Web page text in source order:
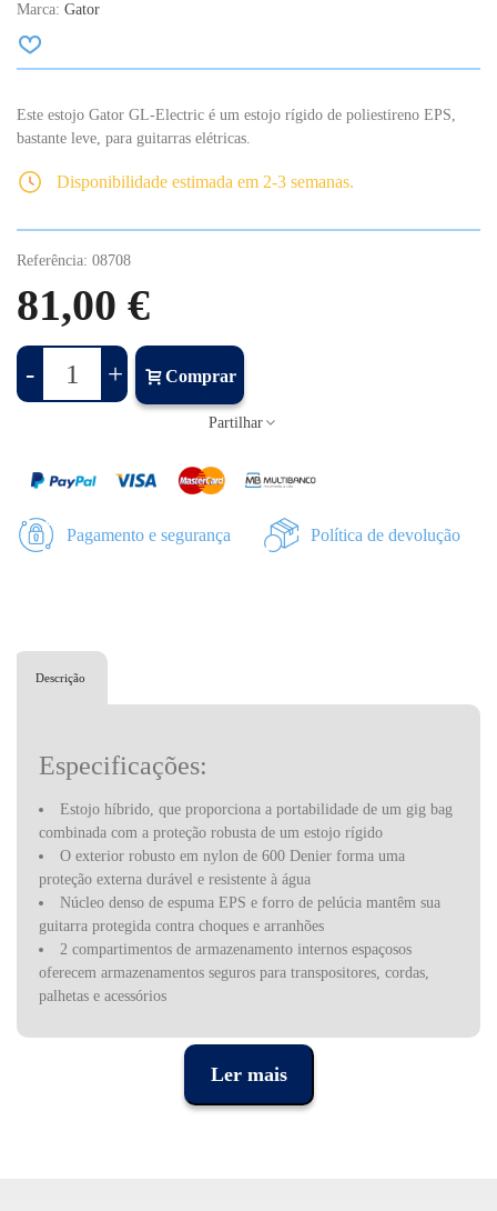
Marca: Gator
Este estojo Gator GL-Electric é um estojo rígido de poliestireno EPS,
bastante leve, para guitarras elétricas.
Disponibilidade estimada em 2-3 semanas.
Referência: 08708
81,00 €
- + Comprar
Partilhar
Pagamento e segurança Política de devolução
Descrição
Especificações:
Estojo híbrido, que proporciona a portabilidade de um gig bag
combinada com a proteção robusta de um estojo rígido
O exterior robusto em nylon de 600 Denier forma uma
proteção externa durável e resistente à água
Núcleo denso de espuma EPS e forro de pelúcia mantêm sua
guitarra protegida contra choques e arranhões
2 compartimentos de armazenamento internos espaçosos
oferecem armazenamentos seguros para transpositores, cordas,
palhetas e acessórios
segurança ao pegar
A alça de ombro removível torna o estojo confortável e fácil de
Medidas interiores: comprimento do corpo 18,5" ; larguras
Ler mais